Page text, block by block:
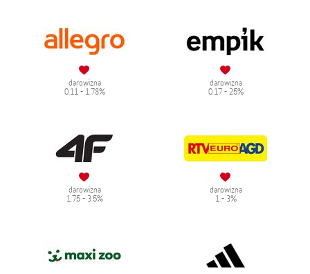
darowizna
0.11 - 1.78%
darowizna
0.17 - 25%
darowizna
1.75 - 3.5%
darowizna
1 - 3%